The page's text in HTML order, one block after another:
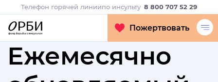
Телефон горячей линиипо инсульту 8 800 707 52 29
Пожертвовать
Ежемесячно